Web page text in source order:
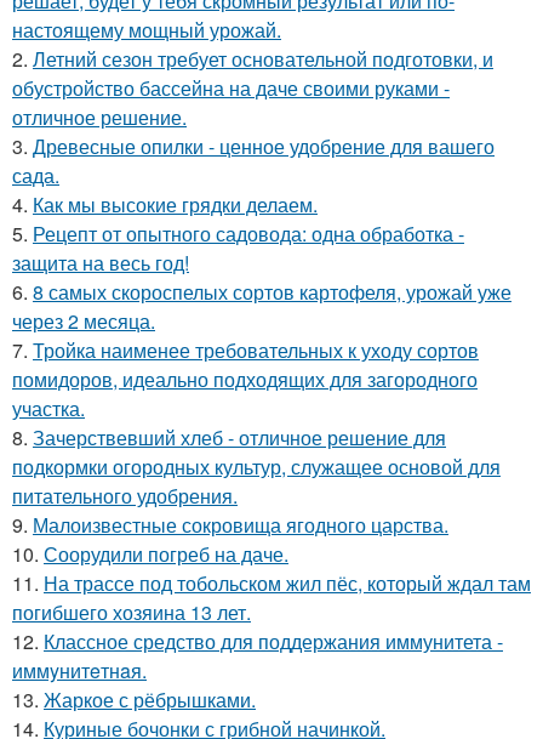
настоящему мощный урожай.
2. Летний сезон требует основательной подготовки, и
обустройство бассейна на даче своими руками -
отличное решение.
3. Древесные опилки - ценное удобрение для вашего
сада.
4. Как мы высокие грядки делаем.
5. Рецепт от опытного садовода: одна обработка -
защита на весь год!
6. 8 самых скороспелых сортов картофеля, урожай уже
через 2 месяца.
7. Тройка наименее требовательных к уходу сортов
помидоров, идеально подходящих для загородного
участка.
8. Зачерствевший хлеб - отличное решение для
подкормки огородных культур, служащее основой для
питательного удобрения.
9. Малоизвестные сокровища ягодного царства.
10. Соорудили погреб на даче.
11. На трассе под тобольском жил пёс, который ждал там
погибшего хозяина 13 лет.
12. Классное средство для поддержания иммунитета -
иммyнитeтнaя.
13. Жаркое с рёбрышками.
14. Куриные бочонки с грибной начинкой.